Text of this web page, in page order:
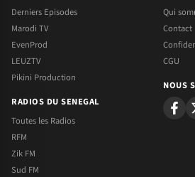
Derniers Episodes
Marodi TV
EvenProd
LEUZTV
Pikini Production
RADIOS DU SENEGAL
Toutes les Radios
RFM
Zik FM
Sud FM
Qui
Contact
CGU
NOUS